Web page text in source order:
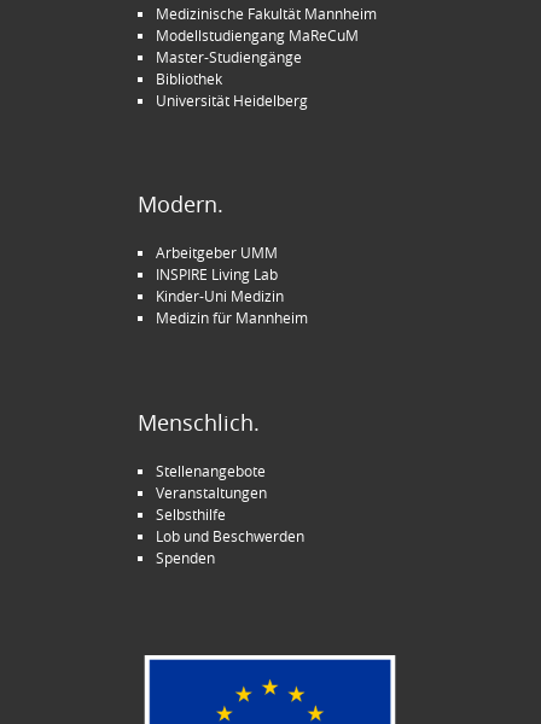
Medizinische Fakultät Mannheim
Modellstudiengang MaReCuM
Master-Studiengänge
Bibliothek
Universität Heidelberg
Modern.
Arbeitgeber UMM
INSPIRE Living Lab
Kinder-Uni Medizin
Medizin für Mannheim
Menschlich.
Stellenangebote
Veranstaltungen
Selbsthilfe
Lob und Beschwerden
Spenden